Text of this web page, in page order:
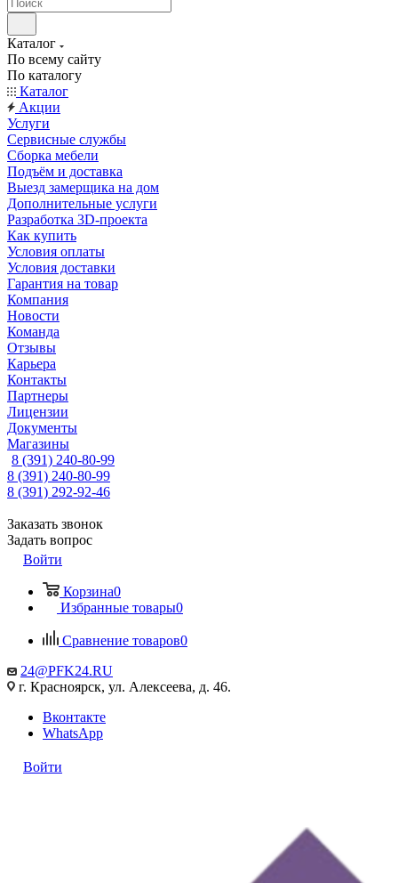
Каталог
По всему сайту
По каталогу
Каталог
Акции
Услуги
Сервисные службы
Сборка мебели
Подъём и доставка
Выезд замерщика на дом
Дополнительные услуги
Разработка 3D-проекта
Как купить
Условия оплаты
Условия доставки
Гарантия на товар
Компания
Новости
Команда
Отзывы
Карьера
Контакты
Партнеры
Лицензии
Документы
Магазины
8 (391) 240-80-99
8 (391) 240-80-99
8 (391) 292-92-46
Заказать звонок
Задать вопрос
Войти
Корзина0
Избранные товары0
Сравнение товаров0
24@PFK24.RU
г. Красноярск, ул. Алексеева, д. 46.
Вконтакте
WhatsApp
Войти